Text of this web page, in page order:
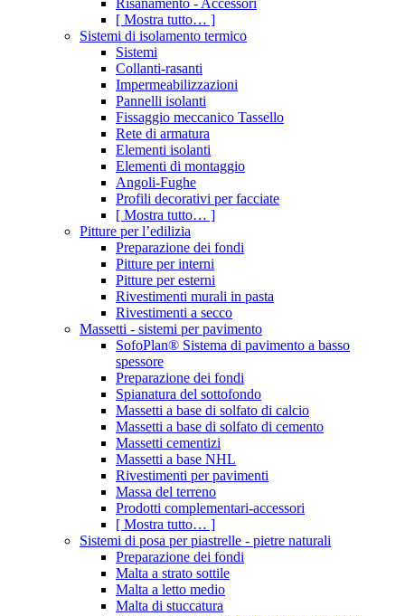
Risanamento - Accessori
[ Mostra tutto… ]
Sistemi di isolamento termico
Sistemi
Collanti-rasanti
Impermeabilizzazioni
Pannelli isolanti
Fissaggio meccanico Tassello
Rete di armatura
Elementi isolanti
Elementi di montaggio
Angoli-Fughe
Profili decorativi per facciate
[ Mostra tutto… ]
Pitture per l’edilizia
Preparazione dei fondi
Pitture per interni
Pitture per esterni
Rivestimenti murali in pasta
Rivestimenti a secco
Massetti - sistemi per pavimento
SofoPlan® Sistema di pavimento a basso
spessore
Preparazione dei fondi
Spianatura del sottofondo
Massetti a base di solfato di calcio
Massetti a base di solfato di cemento
Massetti cementizi
Massetti a base NHL
Rivestimenti per pavimenti
Massa del terreno
Prodotti complementari-accessori
[ Mostra tutto… ]
Sistemi di posa per piastrelle - pietre naturali
Preparazione dei fondi
Malta a strato sottile
Malta a letto medio
Malta di stuccatura